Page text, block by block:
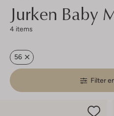
Jurken Baby
4 items
56
Filter